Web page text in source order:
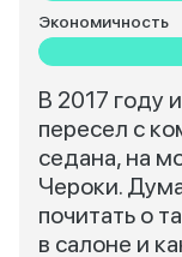
Экономичность
В 2017 году
пересел с
седана, на
Чероки.
почитать о
в салоне и